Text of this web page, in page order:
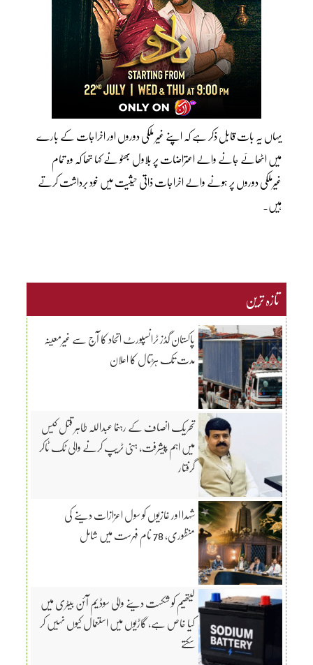
یہاں یہ بات قابل ذکر ہے کہ اپنے غیر ملکی دوروں اور اخراجات کے بارے
میں اٹھائے جانے والے اعتراضات پر بلاول بھٹو نے کہا تھا کہ وہ تمام
غیرملکی دوروں پر ہونے والے اخراجات ذاتی حیثیت میں خود برداشت کرتے
ہیں۔
تازہ ترین
پاکستان گڈز ٹرانسپورٹ اتحاد کا آج سے غیرمعینہ
مدت تک ہڑتال کا اعلان
تحریک انصاف کے رہنما عبداللہ طاہر قتل کیس
میں اہم پیشرفت، ہنی ٹریپ کرنے والی ٹک ٹاکر
گرفتار
شہدا اور غازیوں کو سول اعزازات دینے کی
منظوری، 78 نام فہرست میں شامل
لیتھیم کو شکست دینے والی سوڈیم آئن بیٹری میں
کیا خاص ہے، گاڑیوں میں استعمال کیوں نہیں کر
سکتے